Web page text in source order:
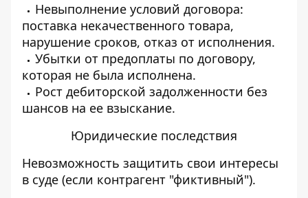
Невыполнение условий договора:
поставка некачественного товара,
нарушение сроков, отказ от исполнения.
Убытки от предоплаты по договору,
которая не была исполнена.
Рост дебиторской задолженности без
шансов на ее взыскание.
Юридические последствия
Невозможность защитить свои интересы
в суде (если контрагент "фиктивный").